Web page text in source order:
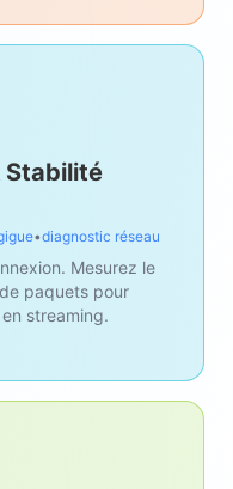
Stabilité
•diagnostic réseau
Mesurez le
paquets pour
streaming.